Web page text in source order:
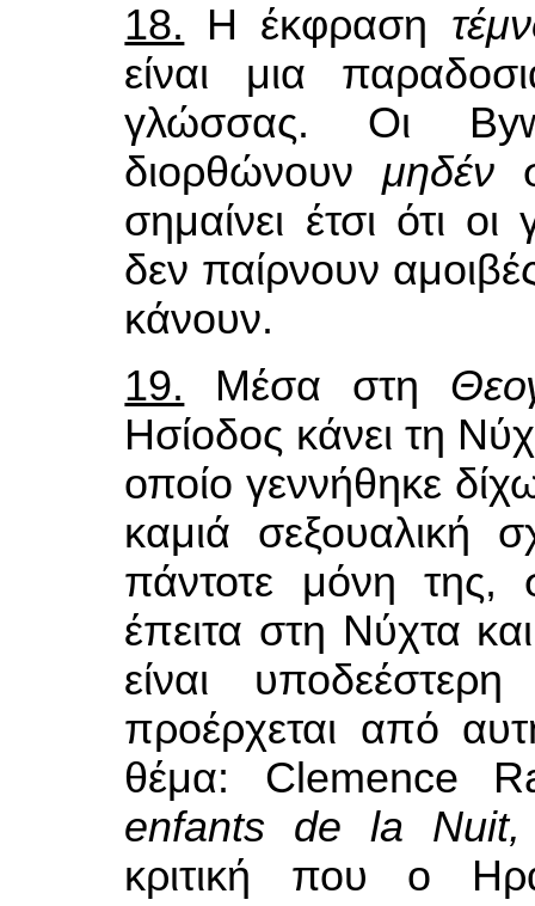
18. Η έκφραση
είναι μια
γλώσσας. Οι
διορθώνουνμηδέν
σημαίνει έτσι ότι οι
δεν παίρνουν
κάνουν.
19. Μέσα στη
Ησίοδος κάνει τη
οποίο γεννήθηκε
καμιά σεξουαλική
πάντοτε μόνη της,
έπειτα στη Νύχτα
είναι
προέρχεται από
θέμα: Clemence
enfants de la Nuit,
κριτική που ο